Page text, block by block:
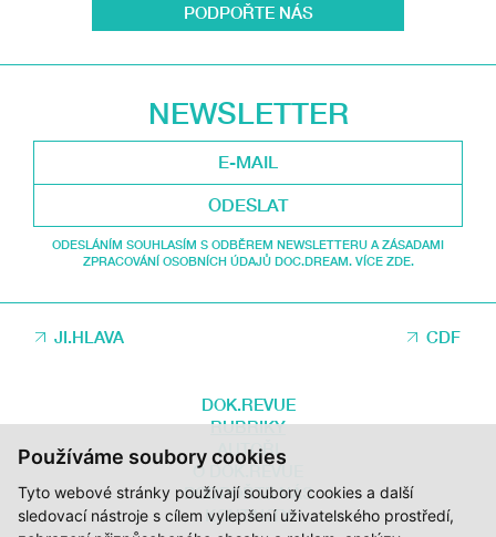
Používáme soubory cookies
Tyto webové stránky používají soubory cookies a další
sledovací nástroje s cílem vylepšení uživatelského prostředí,
PODPOŘTE NÁS
NEWSLETTER
ODESLAT
ODESLÁNÍM SOUHLASÍM S ODBĚREM NEWSLETTERU A ZÁSADAMI
ZPRACOVÁNÍ OSOBNÍCH ÚDAJŮ DOC.DREAM. VÍCE ZDE.
JI.HLAVA CDF
DOK.REVUE
RUBRIKY
AUTOŘI
O DOK.REVUE
PODPOŘTE NÁS
KONTAKTY